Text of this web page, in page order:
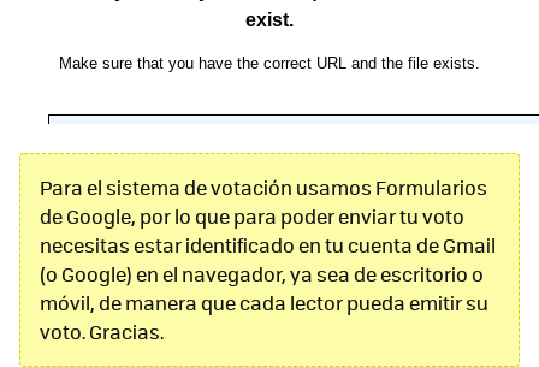
Para el sistema de votación usamos Formularios
de Google, por lo que para poder enviar tu voto
necesitas estar identificado en tu cuenta de Gmail
(o Google) en el navegador, ya sea de escritorio o
móvil, de manera que cada lector pueda emitir su
voto. Gracias.